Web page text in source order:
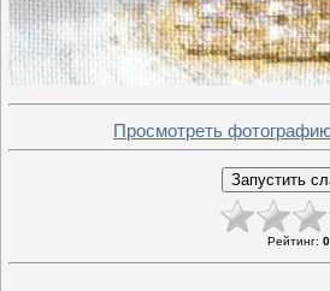
Просмотреть
Рейтинг: